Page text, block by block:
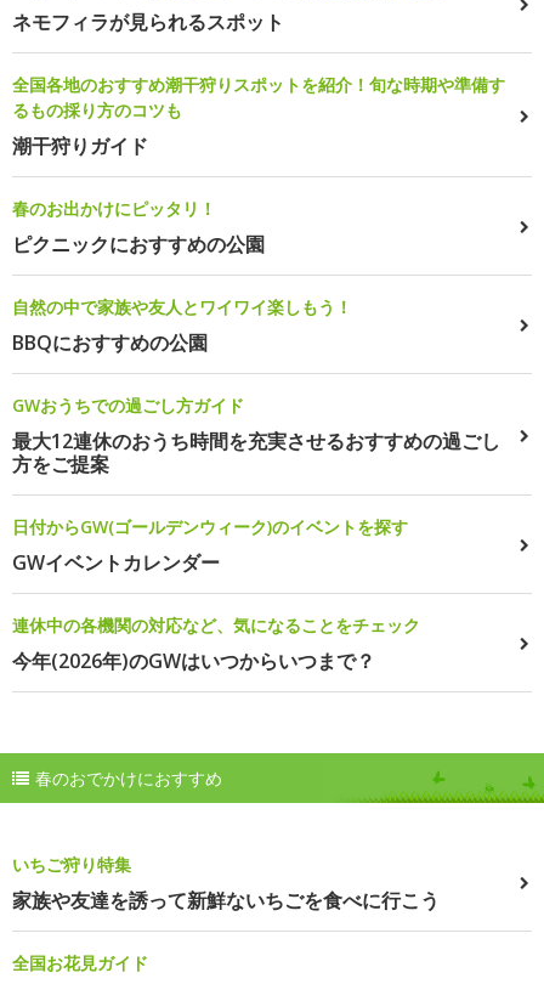
ネモフィラが見られるスポット
全国各地のおすすめ潮干狩りスポットを紹介！旬な時期や準備す
るもの採り方のコツも
潮干狩りガイド
春のお出かけにピッタリ！
ピクニックにおすすめの公園
自然の中で家族や友人とワイワイ楽しもう！
BBQにおすすめの公園
GWおうちでの過ごし方ガイド
最大12連休のおうち時間を充実させるおすすめの過ごし
方をご提案
日付からGW(ゴールデンウィーク)のイベントを探す
GWイベントカレンダー
連休中の各機関の対応など、気になることをチェック
今年(2026年)のGWはいつからいつまで？
春のおでかけにおすすめ
いちご狩り特集
家族や友達を誘って新鮮ないちごを食べに行こう
全国お花見ガイド